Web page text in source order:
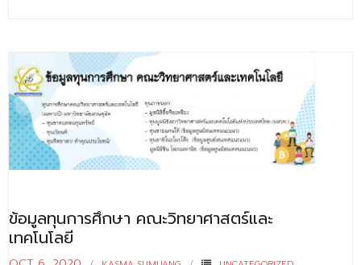
ข้อมูลทุนการศึกษา คณะวิทยาศาสตร์และ
เทคโนโลยี